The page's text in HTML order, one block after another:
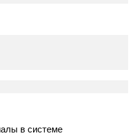
в системе